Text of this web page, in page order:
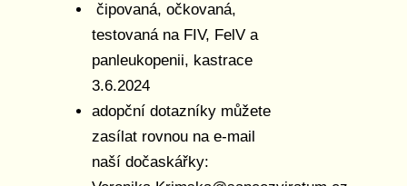
čipovaná, očkovaná,
testovaná na FIV, FelV a
panleukopenii, kastrace
3.6.2024
adopční dotazníky můžete
zasílat rovnou na e-mail
naší dočaskářky: